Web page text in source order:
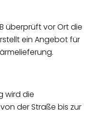
überprüft vor Ort die
ein Angebot für
wird die
der Straße bis zur